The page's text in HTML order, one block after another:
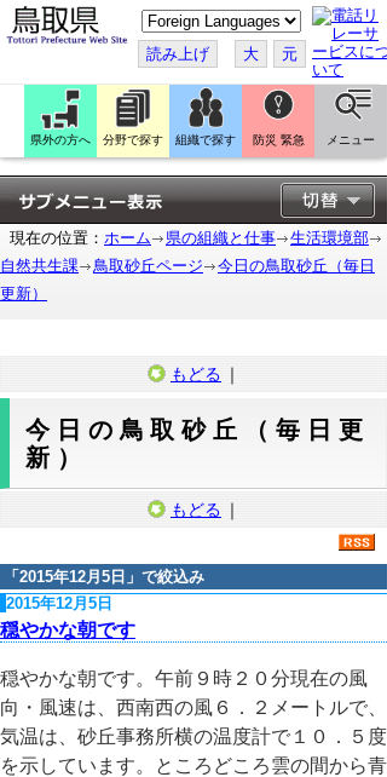
こ
の
ペ
ー
ジ
翻
訳
す
る
読み上げ 大 元
県外の方へ 分野で探す 組織で探す 防災 緊急 メニュー
現在の位置： ホーム 県の組織と仕事
生活環境部
自然共生課
鳥取砂丘ページ
今日の鳥取砂丘（毎日
更新）
もどる ｜
今日の鳥取砂丘（毎日更
新）
もどる ｜
「 2015年12月5日 」で絞込み
2015年12月5日
穏やかな朝です
穏やかな朝です。午前９時２０分現在の風
向・風速は、西南西の風６．２メートルで、
気温は、砂丘事務所横の温度計で１０．５度
を示しています。ところどころ雲の間から青